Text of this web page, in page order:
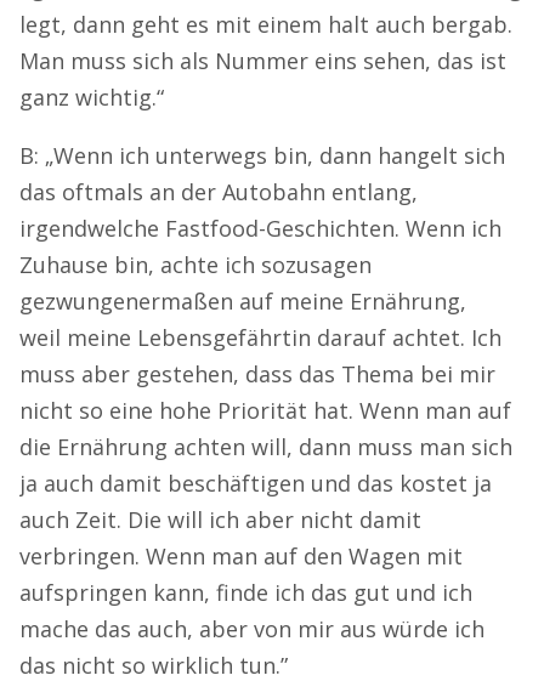
legt, dann geht es mit einem halt auch bergab.
Man muss sich als Nummer eins sehen, das ist
ganz wichtig.“
B: „Wenn ich unterwegs bin, dann hangelt sich
das oftmals an der Autobahn entlang,
irgendwelche Fastfood-Geschichten. Wenn ich
Zuhause bin, achte ich sozusagen
gezwungenermaßen auf meine Ernährung,
weil meine Lebensgefährtin darauf achtet. Ich
muss aber gestehen, dass das Thema bei mir
nicht so eine hohe Priorität hat. Wenn man auf
die Ernährung achten will, dann muss man sich
ja auch damit beschäftigen und das kostet ja
auch Zeit. Die will ich aber nicht damit
verbringen. Wenn man auf den Wagen mit
aufspringen kann, finde ich das gut und ich
mache das auch, aber von mir aus würde ich
das nicht so wirklich tun.”